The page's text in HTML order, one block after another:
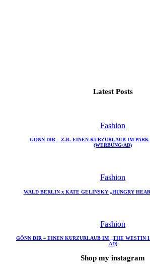
Latest Posts
Fashion
GÖNN DIR – Z.B. EINEN KURZURLAUB IM
(WERBUNG/AD)
Fashion
WALD BERLIN x KATE GELINSKY „HUNGRY
Fashion
GÖNN DIR – EINEN KURZURLAUB IM „THE WESTIN
AD)
Shop my instagram